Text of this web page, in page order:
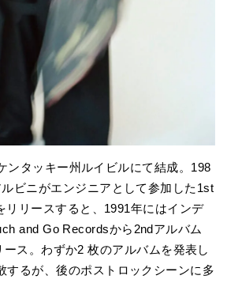
ンタッキー州ルイビルにて結成。198
ビニがエンジニアとして参加した1st
リリースすると、1991年にはインデ
and Go Recordsから2ndアルバム
ース。わずか2 枚のアルバムを発表し
するが、後のポストロックシーンに多